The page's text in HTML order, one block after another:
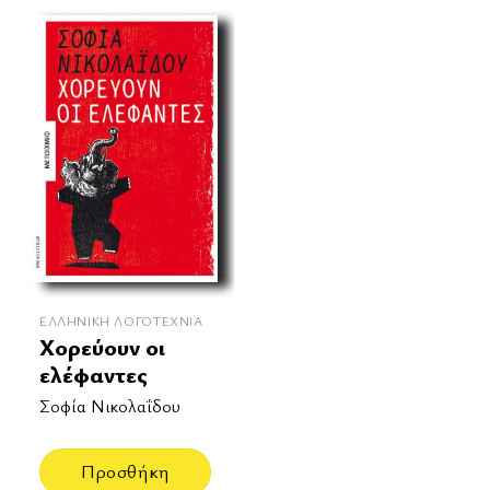
ΕΛΛΗΝΙΚΉ ΛΟΓΟΤΕΧΝΊΑ
Χορεύουν οι
ελέφαντες
Σοφία Νικολαΐδου
Προσθήκη